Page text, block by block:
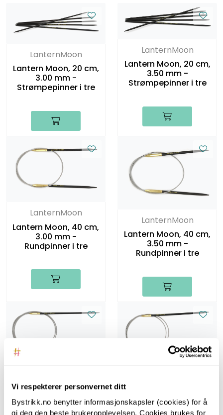
Vi respekterer personvernet ditt
Bystrikk.no benytter informasjonskapsler (cookies) for å
gi deg den beste brukeropplevelsen. Cookies brukes for
LanternMoon
Lantern Moon, 20 cm,
3.00 mm -
Strømpepinner i tre
LanternMoon
Lantern Moon, 20 cm,
3.50 mm -
Strømpepinner i tre
LanternMoon
Lantern Moon, 40 cm,
3.00 mm -
Rundpinner i tre
LanternMoon
Lantern Moon, 40 cm,
3.50 mm -
Rundpinner i tre
Lantern Moon, 80 cm,
3.00 mm -
Rundpinner i tre
Lantern Moon, 80 cm,
3.50 mm -
Rundpinner i tre